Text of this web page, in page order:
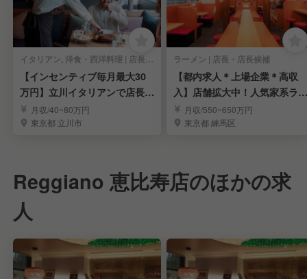
イタリアン, 洋食・西洋料理 | 店長・店長候補
【インセンティブ毎月最大30
万円】立川イタリアンで店長候
補を募集！
月収/40~80万円
東京都 立川市
ラーメン | 店長・店長候補
【都内求人＊上場企業＊高収
入】店舗拡大中！人気家系ラー
メン「町田商店」
月収/550~650万円
東京都 練馬区
Reggiano 恵比寿店のほかの求
人